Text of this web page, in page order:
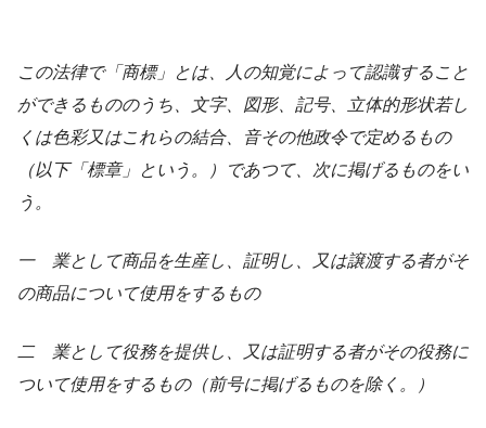
この法律で「商標」とは、人の知覚によって認識すること
ができるもののうち、文字、図形、記号、立体的形状若し
くは色彩又はこれらの結合、音その他政令で定めるもの
（以下「標章」という。）であつて、次に掲げるものをい
う。
一 業として商品を生産し、証明し、又は譲渡する者がそ
の商品について使用をするもの
二 業として役務を提供し、又は証明する者がその役務に
ついて使用をするもの（前号に掲げるものを除く。）